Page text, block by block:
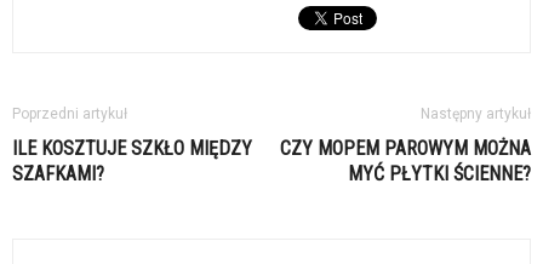
Poprzedni artykuł
ILE KOSZTUJE SZKŁO MIĘDZY
SZAFKAMI?
Następny artykuł
CZY MOPEM PAROWYM MOŻNA
MYĆ PŁYTKI ŚCIENNE?